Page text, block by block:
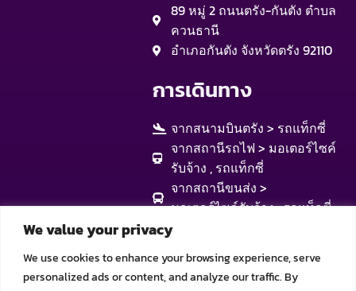
We value your privacy
We use cookies to enhance your browsing experience, serve
personalized ads or content, and analyze our traffic. By
89 หมู่ 2 ถนนตรัง-กันตัง ตำบล
ควนธานี
อำเภอกันตัง จังหวัดตรัง 92110
การเดินทาง
จากสนามบินตรัง > รถแท็กซี่
จากสถานีรถไฟ > มอเตอร์ไซค์
รับจ้าง , รถแท็กซี่
จากสถานีขนส่ง >
มอเตอร์ไซค์รับจ้าง , รถแท็กซี่